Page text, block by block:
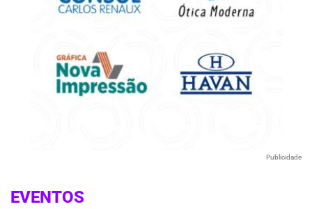
Publicidade
EVENTOS